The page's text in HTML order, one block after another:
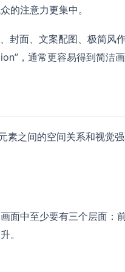
的注意力更集中。
封面、文案配图、极简
，通常更容易得到简洁画
素之间的空间关系和视觉
面中至少要有三个层面：
。